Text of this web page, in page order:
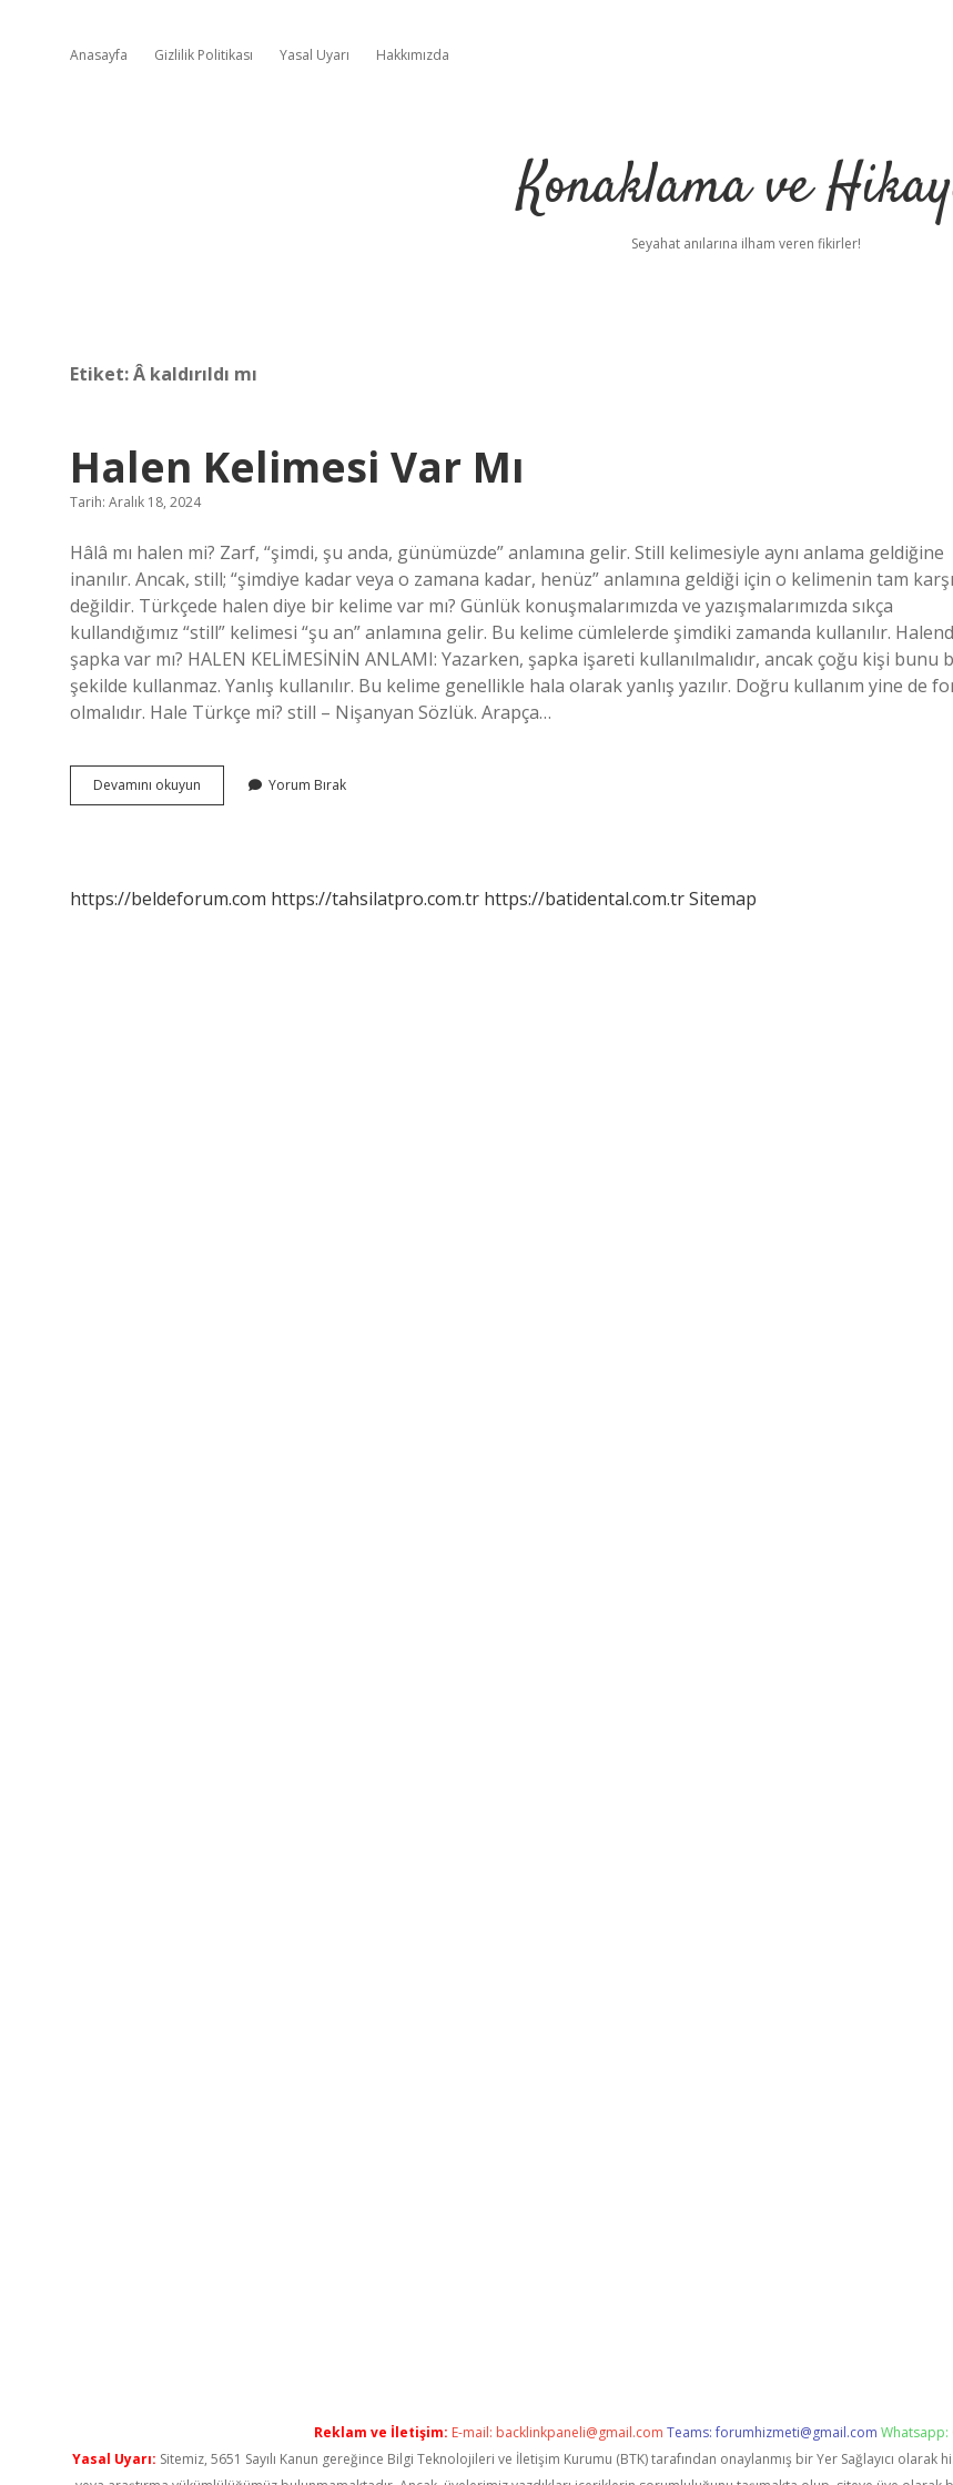
Anasayfa Gizlilik Politikası Yasal Uyarı Hakkımızda
Konaklama ve
Seyahat anılarına ilham veren fikirler!
Etiket:Â kaldırıldı mı
Halen Kelimesi Var Mı
Tarih: Aralık 18, 2024
Hâlâ mı halen mi? Zarf, “şimdi, şu anda, günümüzde” anlamına gelir. Still kelimesiyle aynı anlama geldiğine
inanılır. Ancak, still; “şimdiye kadar veya o zamana kadar, henüz” anlamına geldiği için o kelimenin tam
değildir. Türkçede halen diye bir kelime var mı? Günlük konuşmalarımızda ve yazışmalarımızda sıkça
kullandığımız “still” kelimesi “şu an” anlamına gelir. Bu kelime cümlelerde şimdiki zamanda kullanılır.
şapka var mı? HALEN KELİMESİNİN ANLAMI: Yazarken, şapka işareti kullanılmalıdır, ancak çoğu kişi bunu
şekilde kullanmaz. Yanlış kullanılır. Bu kelime genellikle hala olarak yanlış yazılır. Doğru kullanım yine de
olmalıdır. Hale Türkçe mi? still – Nişanyan Sözlük. Arapça…
Devamını okuyun
Kelimesi
Yorum Bırak
https://beldeforum.com https://tahsilatpro.com.tr https://batidental.com.trSitemap
Reklam ve İletişim: E-mail: backlinkpaneli@gmail.com Teams:forumhizmeti@gmail.com Whatsapp:
Yasal Uyarı: Sitemiz, 5651 Sayılı Kanun gereğince Bilgi Teknolojileri ve İletişim Kurumu (BTK) tarafından onaylanmış bir Yer Sağlayıcı